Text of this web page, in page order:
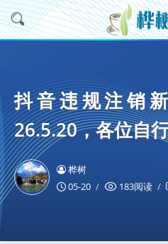
抖音违规注销
26.5.20，各位自
桦树
05-20
183阅读